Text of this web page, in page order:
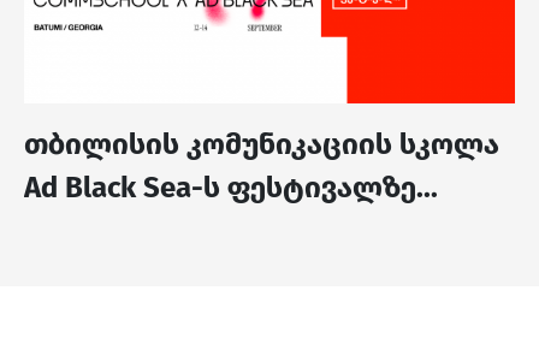
თბილისის კომუნიკაციის სკოლა
Ad Black Sea-ს ფესტივალზე...